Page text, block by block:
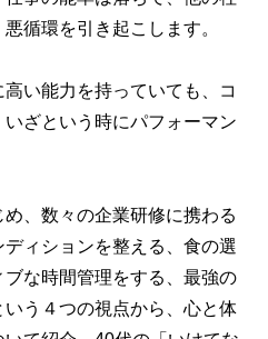
循環を引き起こします。
い能力を持っていても、コ
ざという時にパフォーマン
、数々の企業研修に携わる
ディションを整える、食の選
な時間管理をする、最強の
う４つの視点から、心と体